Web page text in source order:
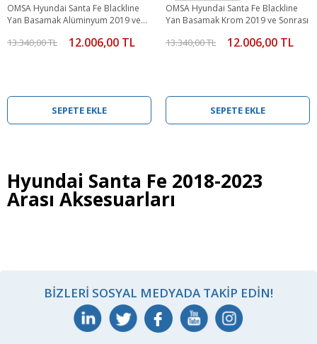
OMSA Hyundai Santa Fe Blackline
Yan Basamak Alüminyum 2019 ve
13.340,00 TL 12.006,00 TL
SEPETE EKLE
OMSA Hyundai Santa Fe Blackline
Yan Basamak Krom 2019 ve Sonrası
13.340,00 TL 12.006,00 TL
SEPETE EKLE
Hyundai Santa Fe 2018-2023
Arası Aksesuarları
BIZLERI SOSYAL MEDYADA TAKIP EDIN!